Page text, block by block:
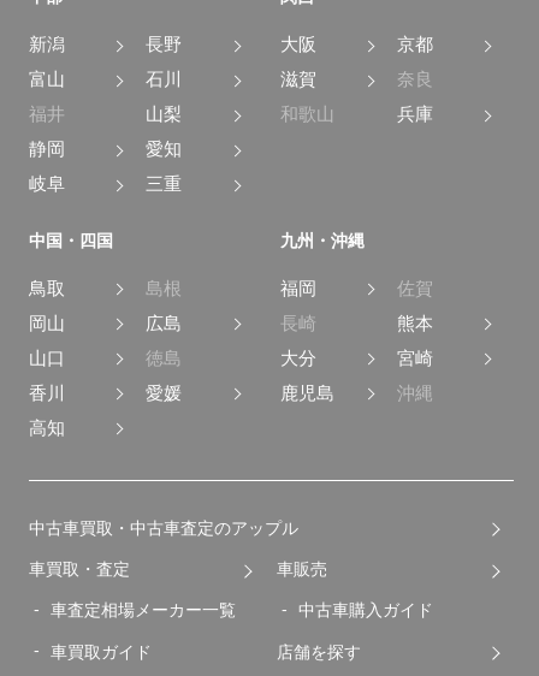
新潟
長野
富山
石川
福井
山梨
静岡
愛知
岐阜
三重
大阪
京都
滋賀
奈良
和歌山
兵庫
中国・四国
鳥取
島根
岡山
広島
山口
徳島
香川
愛媛
高知
九州・沖縄
福岡
佐賀
長崎
熊本
大分
宮崎
鹿児島
沖縄
中古車買取・中古車査定のアップル
車買取・査定
車査定相場メーカー一覧
車買取ガイド
車販売
中古車購入ガイド
店舗を探す